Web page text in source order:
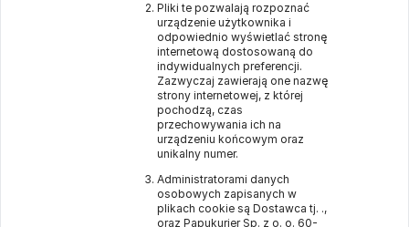
Pliki te pozwalają rozpoznać
urządzenie użytkownika i
odpowiednio wyświetlać stronę
internetową dostosowaną do
indywidualnych preferencji.
Zazwyczaj zawierają one nazwę
strony internetowej, z której
pochodzą, czas
przechowywania ich na
urządzeniu końcowym oraz
unikalny numer.
Administratorami danych
osobowych zapisanych w
plikach cookie są Dostawca tj. .,
oraz Papukurier Sp. z o. o. 60-